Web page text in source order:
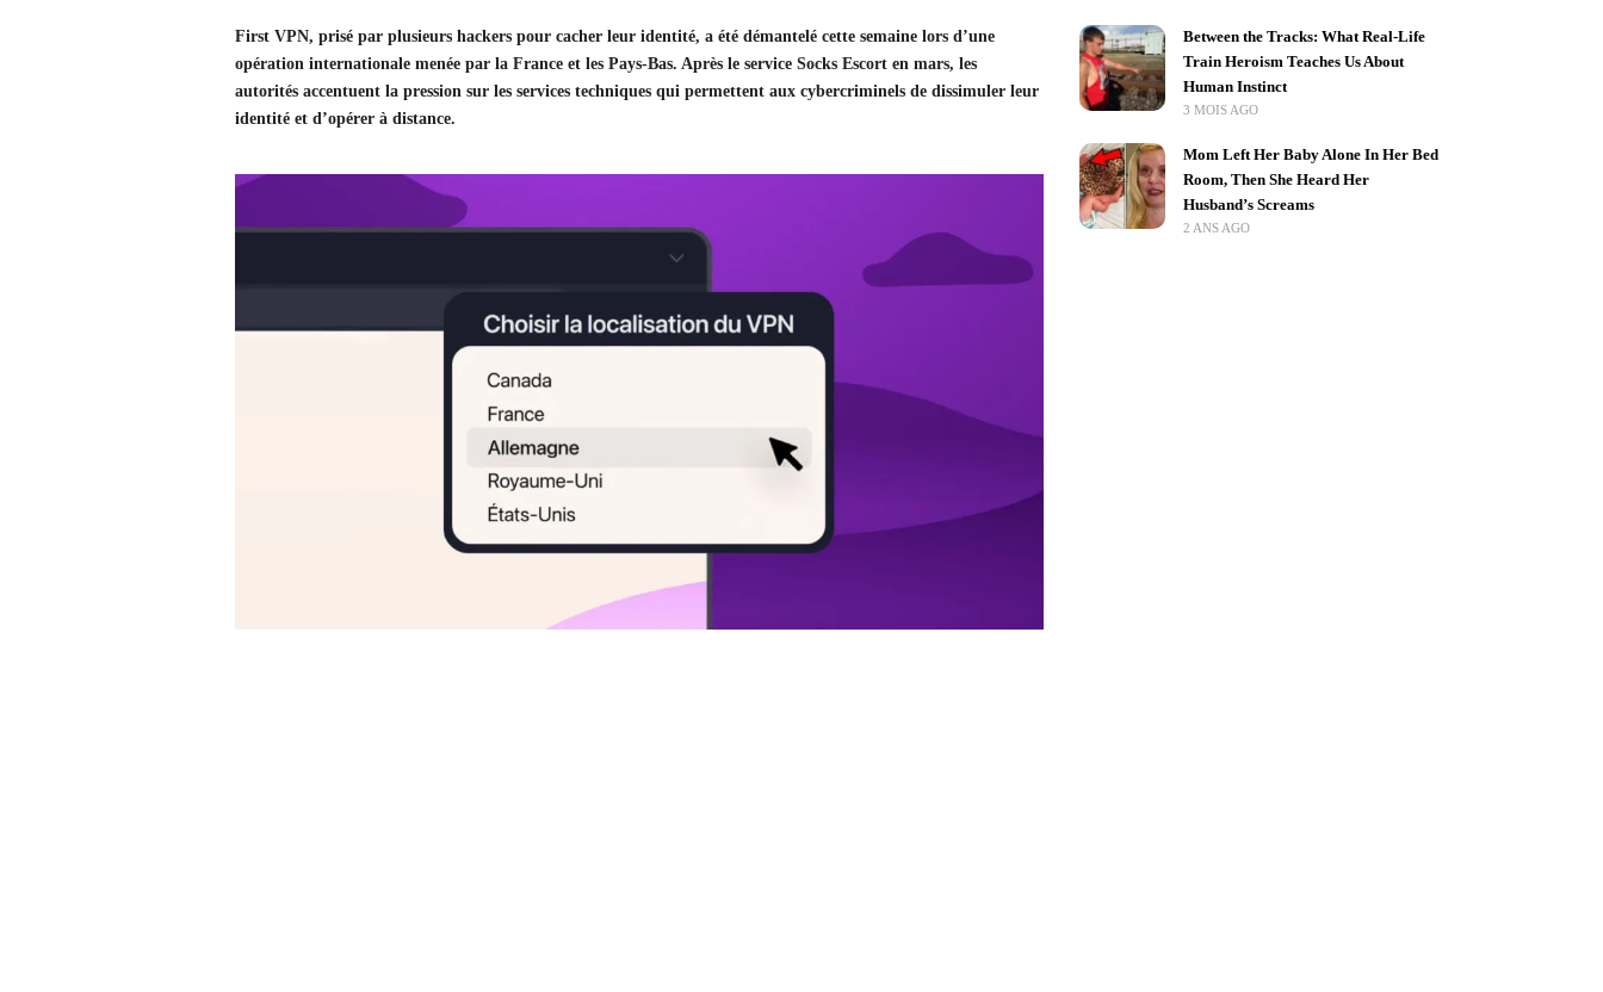
First VPN, prisé par plusieurs hackers pour cacher leur identité, a été démantelé cette semaine lors d’une
opération internationale menée par la France et les Pays-Bas. Après le service Socks Escort en mars, les
autorités accentuent la pression sur les services techniques qui permettent aux cybercriminels de dissimuler leur
identité et d’opérer à distance.
Between the Tracks: What Real-Life
Train Heroism Teaches Us About
Human Instinct
3 MOIS AGO
Mom Left Her Baby Alone In Her Bed
Room, Then She Heard Her
Husband’s Screams
2 ANS AGO